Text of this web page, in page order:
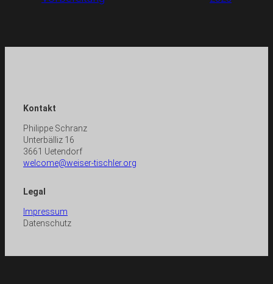
Kontakt
Philippe Schranz
Unterbälliz 16
3661 Uetendorf
welcome@weiser-tischler.org
Legal
Impressum
Datenschutz